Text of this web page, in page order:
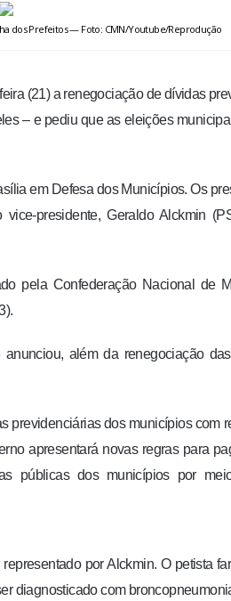
dos Prefeitos — Foto: CMN/Youtube/Reprodução
(21) a renegociação de dívidas
– e pediu que as eleições
em Defesa dos Municípios. Os
presidente, Geraldo Alckmin
pela Confederação Nacional de
além da renegociação
previdenciárias dos municípios com
apresentará novas regras para
públicas dos municípios por
por Alckmin. O petista
diagnosticado com